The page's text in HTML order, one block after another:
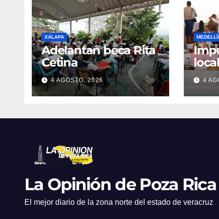
XALAPA
Adelantan beca Rita
Cetina
4 AGOSTO, 2026
en
4
La Opinión de Poza Rica
El mejor diario de la zona norte del estado de veracruz